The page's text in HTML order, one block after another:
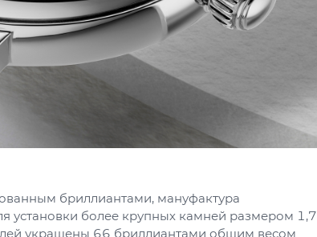
бриллиантами, мануфактура
установки более крупных камней размером 1,7
украшены 66 бриллиантами общим весом